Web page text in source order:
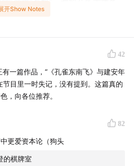
源）
，豆瓣：PomBom）
号埋立地、小红书：Sha-13号埋
谋论的历史
中文世界第一背锅家族
开Show Notes
42
一篇作品，“《孔雀东南飞》与建安年
节目里一时失记，没有提到。这篇真的
，向各位推荐。
82
更爱资本论（狗头
的棋牌室